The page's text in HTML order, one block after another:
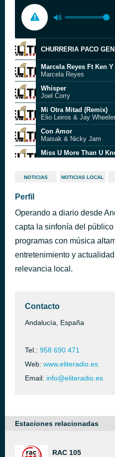
CHURRERIA PACO GEN
Marcela Reyes
Whisper
Joel Corry
Mi Otra Mitad (Remix)
Elio Leiros & Jay Wheeler
Con Amor
Maisak & Nicky Jam
Miss U More Than U
YAPAQUE
Queen of My Castle
DEGENERE
NOTICIAS NOTICIAS LOCAL
Perfil
Operando a diario desde
capta la sinfonía del
programas con música
entretenimiento y
relevancia local.
Contacto
Andalucía, España
Tel.: 958 690 471
Web: www.eliteradio.es
Email: info@eliteradio.es
Estaciones relacionadas
RAC 105